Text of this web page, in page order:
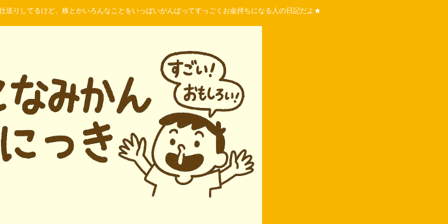
送りしてるけど、株とかいろんなことをいっぱいがんばってすっごくお金持ちになる人の日記だよ★